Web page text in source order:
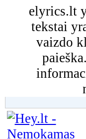
elyrics.lt
tekstai
vaizdo